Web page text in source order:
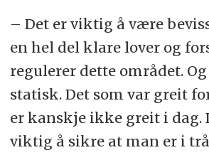
– Det er viktig å være
en hel del klare lover og
regulerer dette området.
statisk. Det som var greit
er kanskje ikke greit i dag.
viktig å sikre at man er i